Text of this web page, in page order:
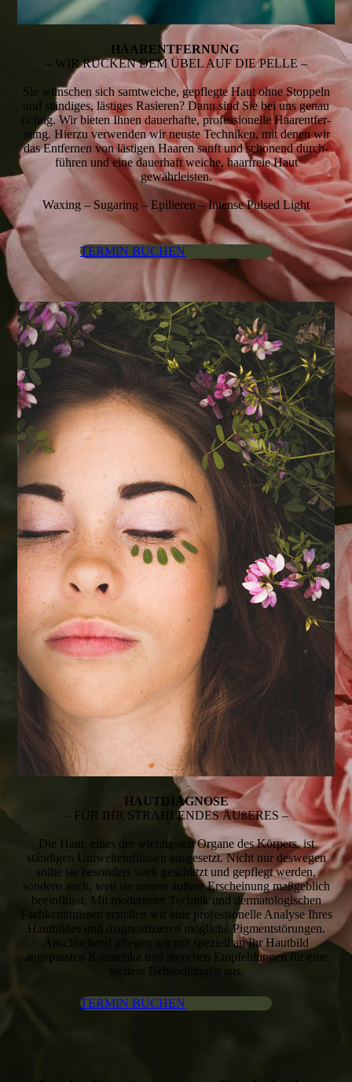
HAAR­ENT­FER­NUNG
– WIR RÜCKEN DEM ÜBEL AUF DIE PELLE –
Sie wünschen sich samtweiche, ge­pfleg­te Haut ohne Stoppeln
und ständiges, lästiges Rasieren? Dann sind Sie bei uns genau
richtig. Wir bieten Ihnen dauer­hafte, pro­fes­sio­nel­le Haar­­ent­fer­
nung. Hierzu ver­wen­­den wir neuste Techniken, mit denen wir
das Entfernen von lästigen Haaren sanft und schonend durch­
füh­ren und eine dauerhaft weiche, haarfreie Haut
gewährleisten.
Waxing – Sugaring – Epilieren – Intense Pulsed Light
TERMIN BUCHEN
HAUT­DIAG­NO­SE
– FÜR IHR STRAHLENDES ÄUßERES –
Die Haut, eines der wichtigsten Organe des Kör­pers, ist
ständigen Um­welt­­ein­flüs­sen ausgesetzt. Nicht nur des­wegen
sollte sie besonders stark geschützt und gepflegt wer­den,
sondern auch, weil sie unsere äu­ßere Er­schei­nung maßgeblich
beeinflusst. Mit modernster Tech­­nik und derma­­­to­lo­gi­schen
Fach­­kennt­nis­sen erstellen wir eine pro­fessionelle Analyse Ihres
Haut­­bil­des und dia­gnos­ti­zie­ren mögliche Pig­ment­­stö­rung­en.
An­schlie­ßend pflegen wir mit speziell an Ihr Hautbild
angepassten Kos­me­ti­ka und spre­chen Em­pfeh­lung­en für eine
weitere Be­hand­lungen aus.
TERMIN BUCHEN